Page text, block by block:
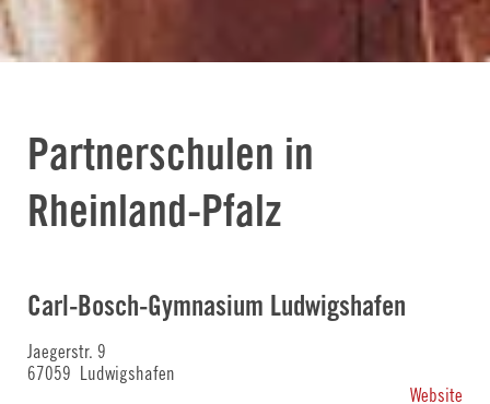
Partnerschulen in
Rheinland-Pfalz
Carl-Bosch-Gymnasium Ludwigshafen
Jaegerstr. 9
67059 Ludwigshafen
Website